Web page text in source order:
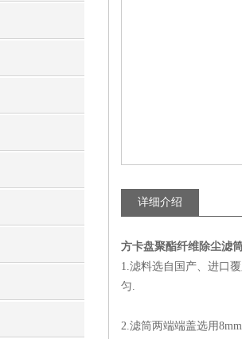
详细介绍
方卡盘聚酯纤维除尘滤
1.滤料选自国产、进口
匀.
2.滤筒两端端盖选用